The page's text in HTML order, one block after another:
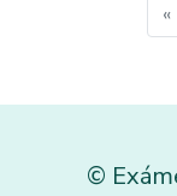
«
©